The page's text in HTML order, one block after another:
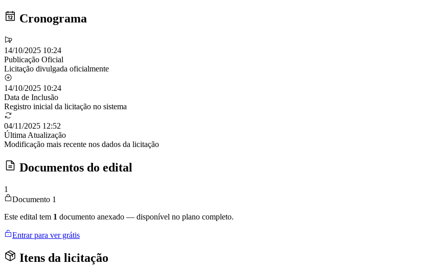
Cronograma
14/10/2025 10:24
Publicação Oficial
Licitação divulgada oficialmente
14/10/2025 10:24
Data de Inclusão
Registro inicial da licitação no sistema
04/11/2025 12:52
Última Atualização
Modificação mais recente nos dados da licitação
Documentos do edital
1
Documento 1
Este edital tem 1 documento anexado — disponível no plano completo.
Entrar para ver grátis
Itens da licitação